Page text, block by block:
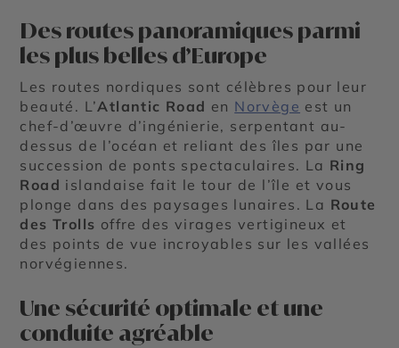
Des routes panoramiques parmi
les plus belles d’Europe
Les routes nordiques sont célèbres pour leur
beauté. L’Atlantic Road en Norvège est un
chef-d’œuvre d’ingénierie, serpentant au-
dessus de l’océan et reliant des îles par une
succession de ponts spectaculaires. La Ring
Road islandaise fait le tour de l’île et vous
plonge dans des paysages lunaires. La Route
des Trolls offre des virages vertigineux et
des points de vue incroyables sur les vallées
norvégiennes.
Une sécurité optimale et une
conduite agréable